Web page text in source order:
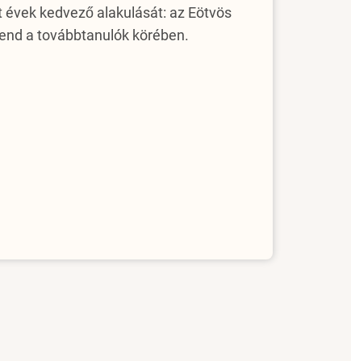
kedvező alakulását: az Eötvös
a továbbtanulók körében.